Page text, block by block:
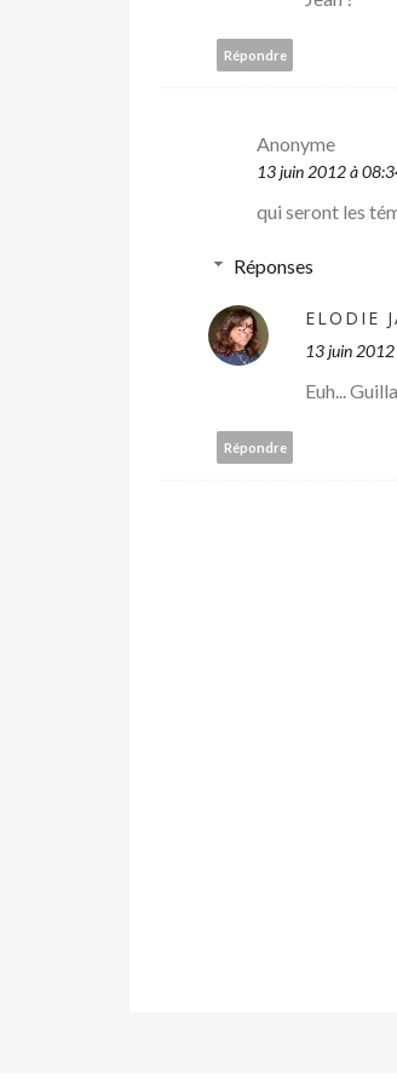
Répondre
Anonyme
13 juin 2012 à
qui seront les
Réponses
ELODIE
13 juin
Euh...
Répondre